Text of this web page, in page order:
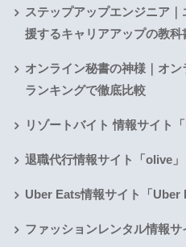
ステップアップエンジニア
援するキャリアアップの教科
オンライン秘書の神様｜オ
ランキングで徹底比較
リゾートバイト 情報サイト
退職代行情報サイト「olive」
Uber Eats情報サイト「Uber
ファッションレンタル情報サ